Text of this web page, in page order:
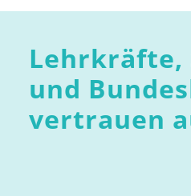
Lehrkräfte,
und
vertrauen